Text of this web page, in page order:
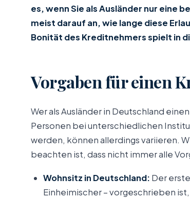
es, wenn Sie als Ausländer nur eine
meist darauf an, wie lange diese
Bonität des Kreditnehmers spielt in
Vorgaben für einen
Wer als Ausländer in Deutschland
Personen bei unterschiedlichen
werden, können allerdings variieren.
beachten ist, dass nicht immer alle
Wohnsitz in Deutschland: Der
Einheimischer – vorgeschrieben